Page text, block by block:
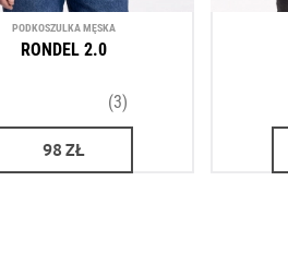
PODKOSZULKA MĘSKA
RONDEL 2.0
(3)
98 ZŁ